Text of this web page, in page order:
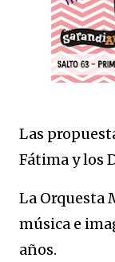
Las
Fátima y los
La Orquesta
música e
años.